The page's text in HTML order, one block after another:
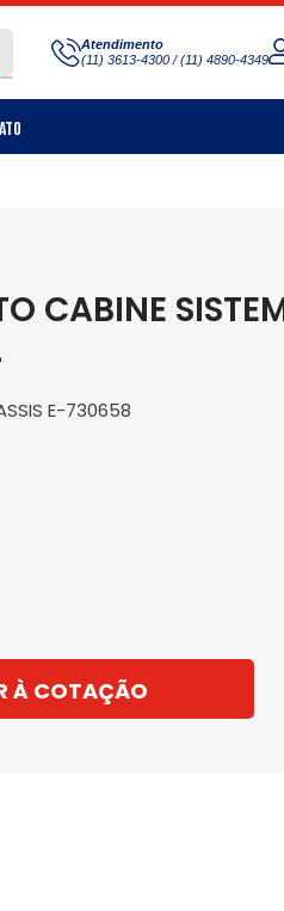
Atendimento
(11) 3613-4300 / (11) 4890-4349
CABINE
E-730658
À COTAÇÃO